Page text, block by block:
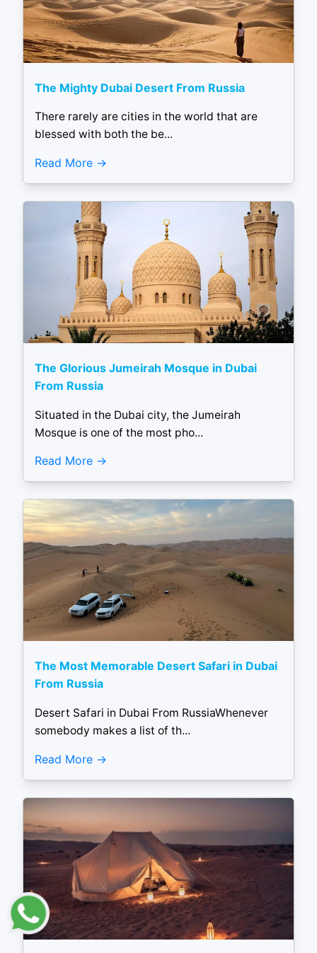
The Mighty Dubai Desert From Russia
There rarely are cities in the world that are
blessed with both the be...
Read More
The Glorious Jumeirah Mosque in Dubai
From Russia
Situated in the Dubai city, the Jumeirah
Mosque is one of the most pho...
Read More
The Most Memorable Desert Safari in Dubai
From Russia
Desert Safari in Dubai From RussiaWhenever
somebody makes a list of th...
Read More